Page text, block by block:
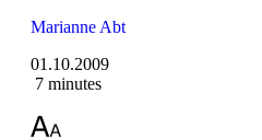
Marianne Abt
01.10.2009
7 minutes